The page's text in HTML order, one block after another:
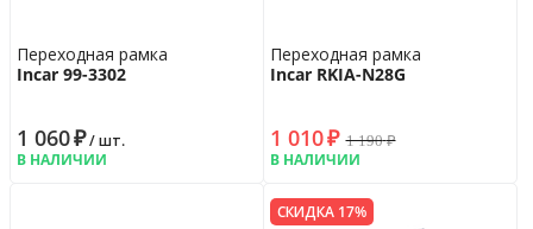
Переходная рамка
Incar 99-3302
1 060₽/ шт.
В НАЛИЧИИ
Переходная рамка
Incar RKIA-N28G
1 010₽ 1 190₽
В НАЛИЧИИ
СКИДКА 17%